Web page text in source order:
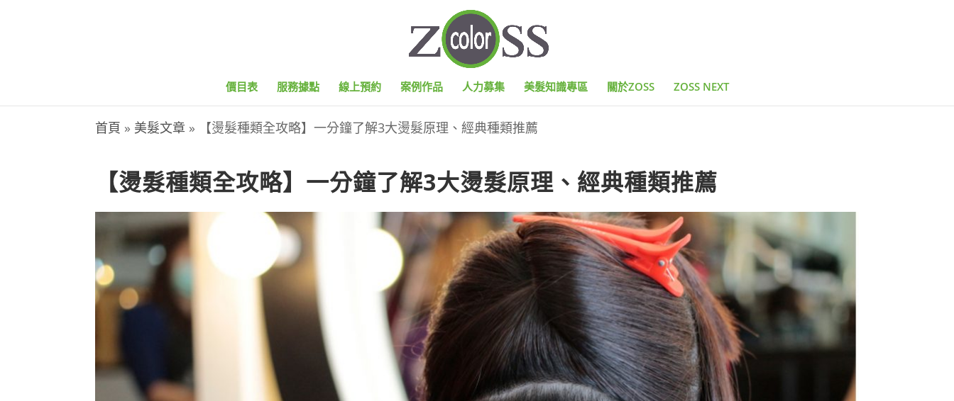
價目表 服務據點 線上預約 案例作品 人力募集 美髮知識專區 關於ZOSS ZOSS NEXT
首頁 » 美髮文章 » 【燙髮種類全攻略】一分鐘了解3大燙髮原理、經典種類推薦
【燙髮種類全攻略】一分鐘了解3大燙髮原理、經典種類推薦